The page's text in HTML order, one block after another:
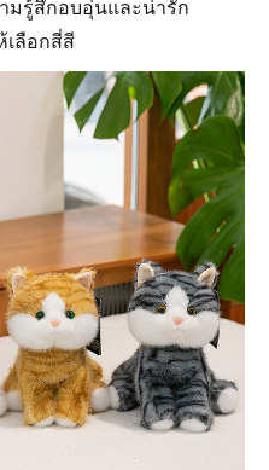
มรู้สึกอบอุ่นและน่ารัก
เลือกสี่สี